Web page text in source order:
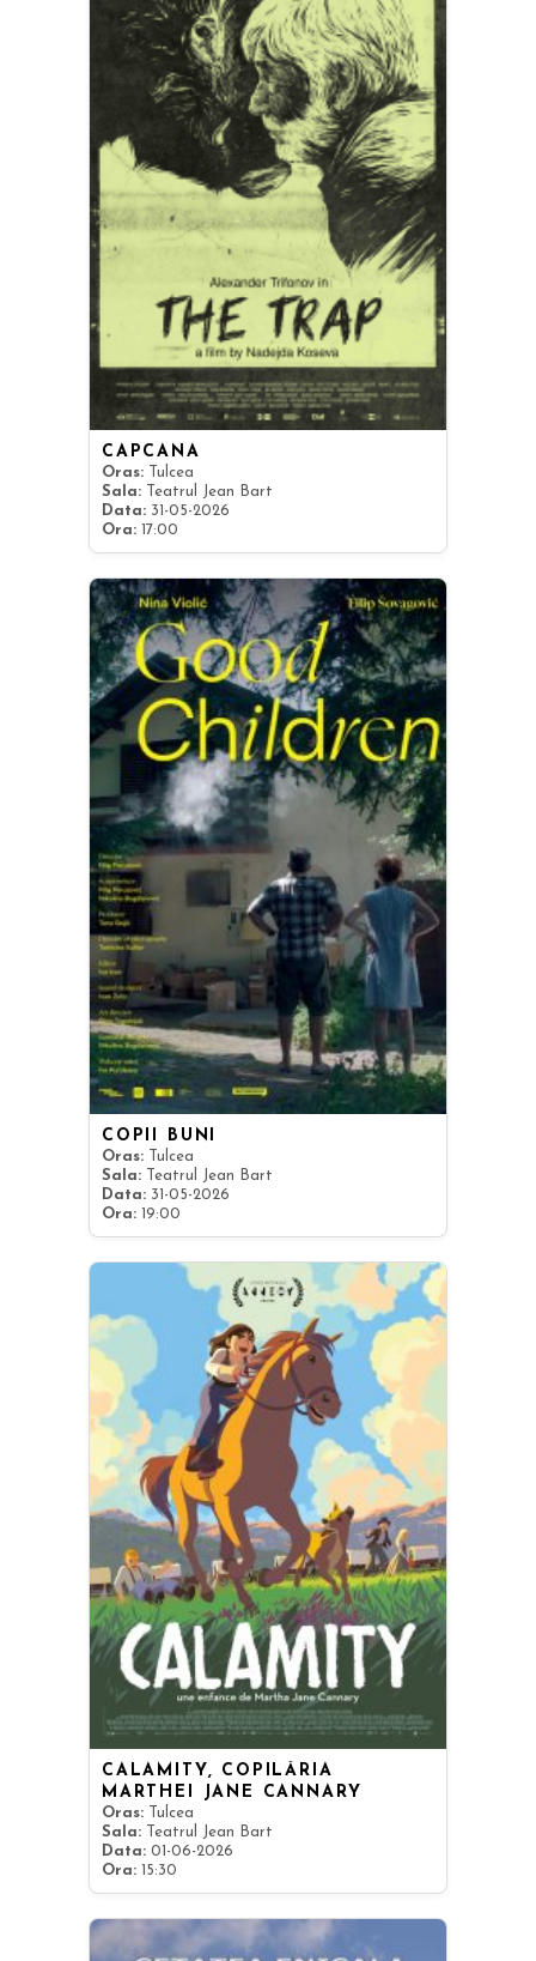
CAPCANA
Oras: Tulcea
Sala: Teatrul Jean Bart
Data: 31-05-2026
Ora: 17:00
COPII BUNI
Oras: Tulcea
Sala: Teatrul Jean Bart
Data: 31-05-2026
Ora: 19:00
CALAMITY, COPILĂRIA
MARTHEI JANE CANNARY
Oras: Tulcea
Sala: Teatrul Jean Bart
Data: 01-06-2026
Ora: 15:30